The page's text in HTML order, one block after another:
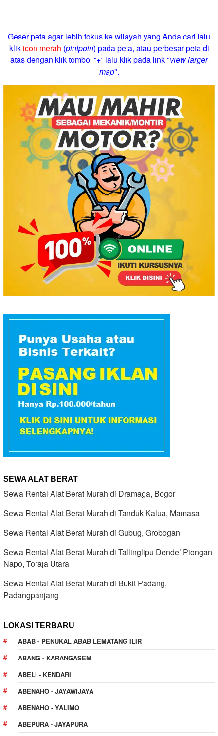
Geser peta agar lebih fokus ke wilayah yang Anda cari lalu
klik icon merah (pintpoin) pada peta, atau perbesar peta di
atas dengan klik tombol “+” lalu klik pada link "view larger
map".
SEWA ALAT BERAT
Sewa Rental Alat Berat Murah di Dramaga, Bogor
Sewa Rental Alat Berat Murah di Tanduk Kalua, Mamasa
Sewa Rental Alat Berat Murah di Gubug, Grobogan
Sewa Rental Alat Berat Murah di Tallinglipu Dende’ Piongan
Napo, Toraja Utara
Sewa Rental Alat Berat Murah di Bukit Padang,
Padangpanjang
LOKASI TERBARU
ABAB - PENUKAL ABAB LEMATANG ILIR
ABANG - KARANGASEM
ABELI - KENDARI
ABENAHO - JAYAWIJAYA
ABENAHO - YALIMO
ABEPURA - JAYAPURA